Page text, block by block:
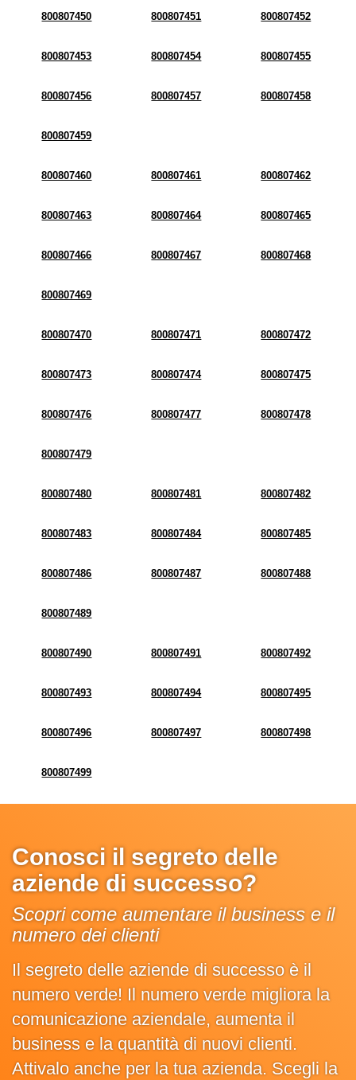
800807450 800807451 800807452
800807453 800807454 800807455
800807456 800807457 800807458
800807459
800807460 800807461 800807462
800807463 800807464 800807465
800807466 800807467 800807468
800807469
800807470 800807471 800807472
800807473 800807474 800807475
800807476 800807477 800807478
800807479
800807480 800807481 800807482
800807483 800807484 800807485
800807486 800807487 800807488
800807489
800807490 800807491 800807492
800807493 800807494 800807495
800807496 800807497 800807498
800807499
Conosci il segreto delle
aziende di successo?
Scopri come aumentare il business e il
numero dei clienti
Il segreto delle aziende di successo è il
numero verde! Il numero verde migliora la
comunicazione aziendale, aumenta il
business e la quantità di nuovi clienti.
Attivalo anche per la tua azienda. Scegli la